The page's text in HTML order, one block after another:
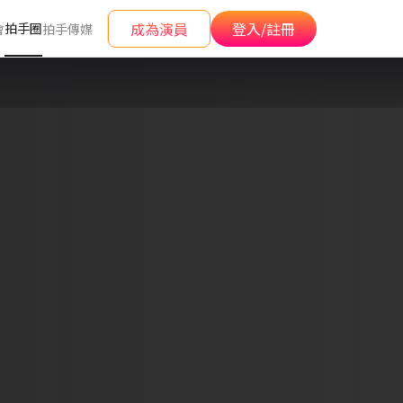
拍手圈拍手傳媒 成為演員 登入/註冊